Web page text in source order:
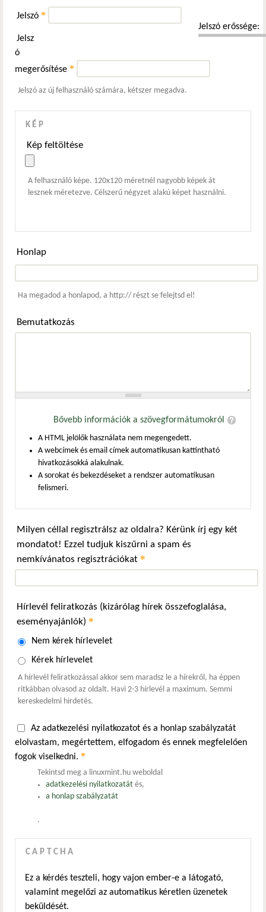
Jelszó erőssége:
Jelszó *
Jelsz
ó
megerősítése *
Jelszó az új felhasználó számára, kétszer megadva.
KÉP
Kép feltöltése
A felhasználó képe. 120x120 méretnél nagyobb képek át
lesznek méretezve. Célszerű négyzet alakú képet használni.
Honlap
Ha megadod a honlapod, a http:// részt se felejtsd el!
Bemutatkozás
Bővebb információk a szövegformátumokról
A HTML jelölők használata nem megengedett.
A webcímek és email címek automatikusan kattintható
hivatkozásokká alakulnak.
A sorokat és bekezdéseket a rendszer automatikusan
felismeri.
Milyen céllal regisztrálsz az oldalra? Kérünk írj egy két
mondatot! Ezzel tudjuk kiszűrni a spam és
nemkívánatos regisztrációkat *
Hírlevél feliratkozás (kizárólag hírek összefoglalása,
eseményajánlók) *
Nem kérek hírlevelet
Kérek hírlevelet
A hírlevél feliratkozással akkor sem maradsz le a hírekről, ha éppen
ritkábban olvasod az oldalt. Havi 2-3 hírlevél a maximum. Semmi
kereskedelmi hirdetés.
Az adatkezelési nyilatkozatot és a honlap szabályzatát
elolvastam, megértettem, elfogadom és ennek megfelelően
fogok viselkedni. *
Tekintsd meg a linuxmint.hu weboldal
adatkezelési nyilatkozatátés,
a honlap szabályzatát
.
CAPTCHA
Ez a kérdés teszteli, hogy vajon ember-e a látogató,
valamint megelőzi az automatikus kéretlen üzenetek
beküldését.